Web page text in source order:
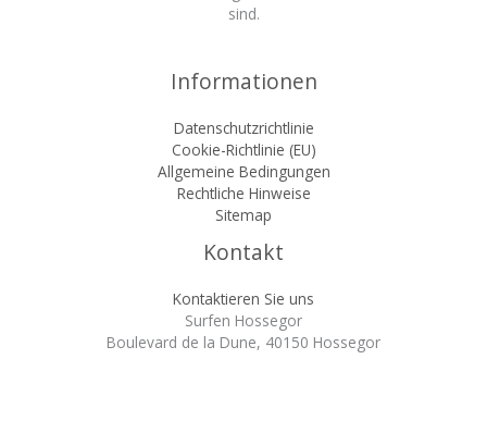
sind.
Informationen
Datenschutzrichtlinie
Cookie-Richtlinie (EU)
Allgemeine Bedingungen
Rechtliche Hinweise
Sitemap
Kontakt
Kontaktieren Sie uns
Surfen Hossegor
Boulevard de la Dune, 40150 Hossegor